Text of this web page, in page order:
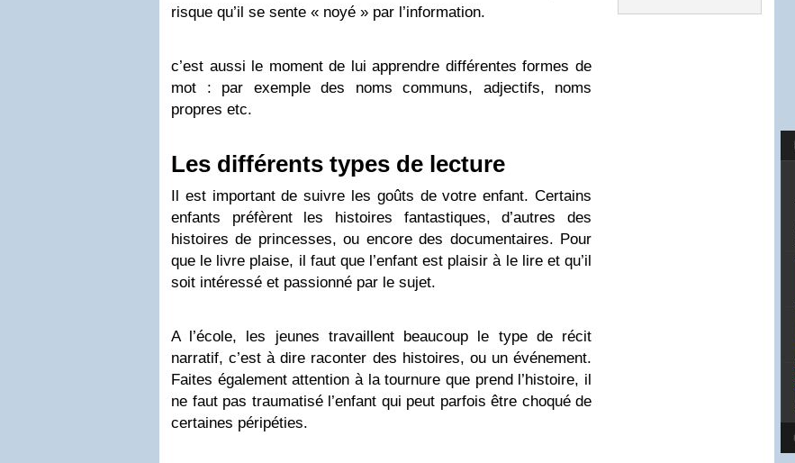
risque qu’il se sente « noyé » par l’information.
c’est aussi le moment de lui apprendre différentes formes de
mot : par exemple des noms communs, adjectifs, noms
propres etc.
Les différents types de lecture
Il est important de suivre les goûts de votre enfant. Certains
enfants préfèrent les histoires fantastiques, d’autres des
histoires de princesses, ou encore des documentaires. Pour
que le livre plaise, il faut que l’enfant est plaisir à le lire et qu’il
soit intéressé et passionné par le sujet.
A l’école, les jeunes travaillent beaucoup le type de récit
narratif, c’est à dire raconter des histoires, ou un événement.
Faites également attention à la tournure que prend l’histoire, il
ne faut pas traumatisé l’enfant qui peut parfois être choqué de
certaines péripéties.